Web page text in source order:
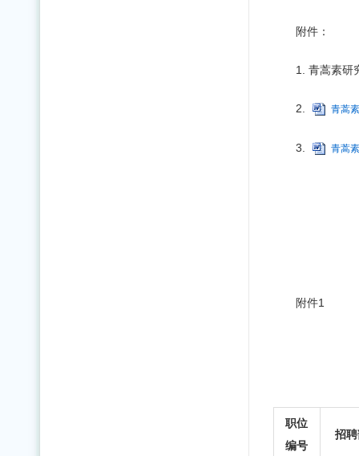
附件：
1. 青蒿素研
2. 青蒿
3. 青蒿
附件1
职位
编号
招